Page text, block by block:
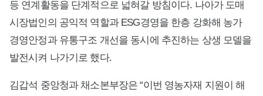
등 연계활동을 단계적으로 넓혀갈 방침이다. 나아가 도매
시장법인의 공익적 역할과 ESG경영을 한층 강화해 농가
경영안정과 유통구조 개선을 동시에 추진하는 상생 모델을
발전시켜 나가기로 했다.
김갑석 중앙청과 채소본부장은 “이번 영농자재 지원이 해